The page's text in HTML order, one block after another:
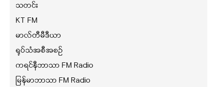
သတင်း
KT FM
မာလ်တီမီဒီယာ
ရုပ်သံအစီအစဉ်
ကရင်နီဘာသာ FM Radio
မြန်မာဘာသာ FM Radio